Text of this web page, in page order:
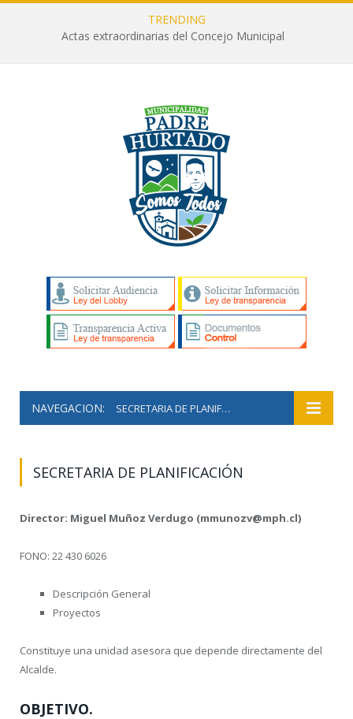
TRENDING
Actas extraordinarias del Concejo Municipal
NAVEGACION: SECRETARIA DE PLANIFICACIÓN
SECRETARIA DE PLANIFICACIÓN
Director: Miguel Muñoz Verdugo (mmunozv@mph.cl)
FONO: 22 430 6026
Descripción General
Proyectos
Constituye una unidad asesora que depende directamente del
Alcalde.
OBJETIVO.